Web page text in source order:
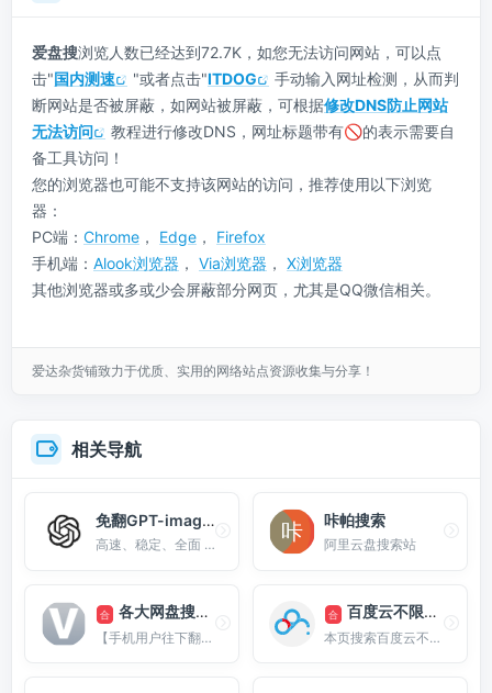
爱盘搜浏览人数已经达到72.7K，如您无法访问网站，可以点
击"国内测速 "或者点击"ITDOG
手动输入网址检测，从而判
断网站是否被屏蔽，如网站被屏蔽，可根据修改DNS防止网站
无法访问
教程进行修改DNS，网址标题带有🚫的表示需要自
备工具访问！
您的浏览器也可能不支持该网站的访问，推荐使用以下浏览
器：
PC端： Chrome ， Edge ， Firefox
手机端： Alook浏览器 ， Via浏览器 ， X浏览器
其他浏览器或多或少会屏蔽部分网页，尤其是QQ微信相关。
爱达杂货铺致力于优质、实用的网络站点资源收集与分享！
相关导航
免翻GPT-image-2
高速、稳定、全面 的资源搜索神器
咔帕搜索
阿里云盘搜索站
合 各大网盘搜索资源
【手机用户往下翻】收录百度云外的资源搜索引擎、蓝奏云、微云、城通网盘和google等
合 百度云不限速下载
本页搜索百度云不限速相关下载软件和教程